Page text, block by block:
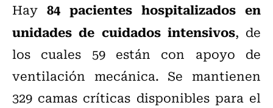
Hay 84 pacientes hospitalizados en
unidades de cuidados intensivos, de
los cuales 59 están con apoyo de
ventilación mecánica. Se mantienen
329 camas críticas disponibles para el